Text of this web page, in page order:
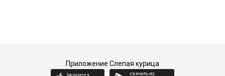
Приложение Слепая курица